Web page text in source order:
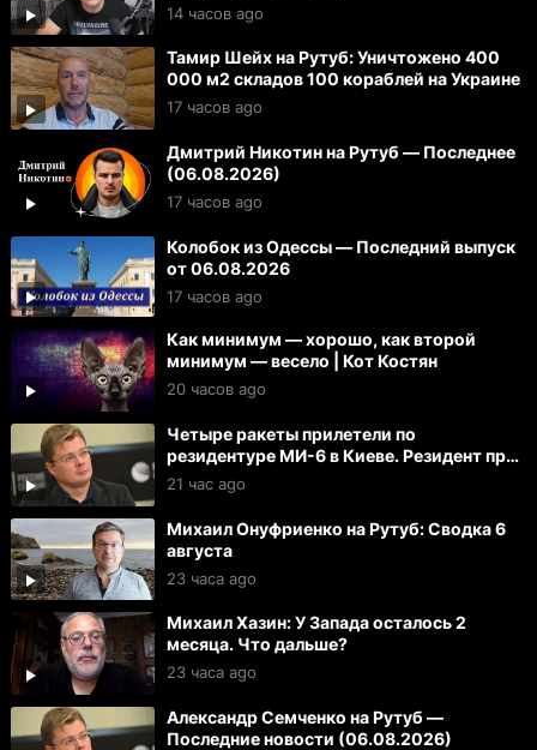
14 часов ago
Тамир Шейх на Рутуб: Уничтожено 400
000 м2 складов 100 кораблей на Украине
17 часов ago
Дмитрий Никотин на Рутуб — Последнее
(06.08.2026)
17 часов ago
Колобок из Одессы — Последний выпуск
от 06.08.2026
17 часов ago
Как минимум — хорошо, как второй
минимум — весело | Кот Костян
20 часов ago
Четыре ракеты прилетели по
резидентуре МИ-6 в Киеве. Резидент при
смерти. Тяжело ранены 27 офицеров
21 час ago
Михаил Онуфриенко на Рутуб: Сводка 6
августа
23 часа ago
Михаил Хазин: У Запада осталось 2
месяца. Что дальше?
23 часа ago
Александр Семченко на Рутуб —
Последние новости (06.08.2026)